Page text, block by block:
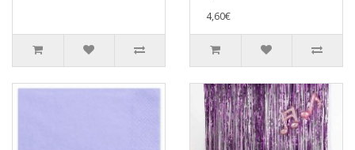
4,60€